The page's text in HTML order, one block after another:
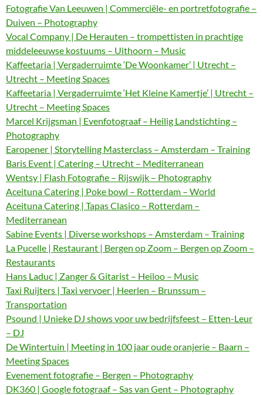
Fotografie Van Leeuwen | Commerciële- en portretfotografie –
Duiven – Photography
Vocal Company | De Herauten – trompettisten in prachtige
middeleeuwse kostuums – Uithoorn – Music
Kaffeetaria | Vergaderruimte ‘De Woonkamer’ | Utrecht –
Utrecht – Meeting Spaces
Kaffeetaria | Vergaderruimte ‘Het Kleine Kamertje’ | Utrecht –
Utrecht – Meeting Spaces
Marcel Krijgsman | Evenfotograaf – Heilig Landstichting –
Photography
Earopener | Storytelling Masterclass – Amsterdam – Training
Baris Event | Catering – Utrecht – Mediterranean
Wentsy | Flash Fotografie – Rijswijk – Photography
Aceituna Catering | Poke bowl – Rotterdam – World
Aceituna Catering | Tapas Clasico – Rotterdam –
Mediterranean
Sabine Events | Diverse workshops – Amsterdam – Training
La Pucelle | Restaurant | Bergen op Zoom – Bergen op Zoom –
Restaurants
Hans Laduc | Zanger & Gitarist – Heiloo – Music
Taxi Ruijters | Taxi vervoer | Heerlen – Brunssum –
Transportation
Psound | Unieke DJ shows voor uw bedrijfsfeest – Etten-Leur
– DJ
De Wintertuin | Meeting in 100 jaar oude oranjerie – Baarn –
Meeting Spaces
Evenement fotografie – Bergen – Photography
DK360 | Google fotograaf – Sas van Gent – Photography